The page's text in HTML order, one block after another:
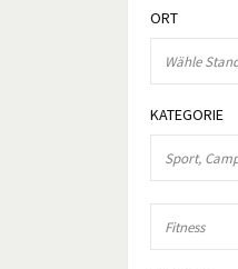
ORT
KATEGORIE